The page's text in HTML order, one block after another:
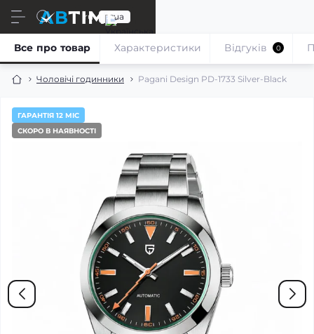
ru ua
Чоловічі годинники Pagani Design PD-1733 Silver-Black
Все про товар Характеристики Відгуків 0
ГАРАНТІЯ 12 МІС
СКОРО В НАЯВНОСТІ